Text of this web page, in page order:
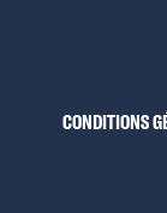
CONDITIONS